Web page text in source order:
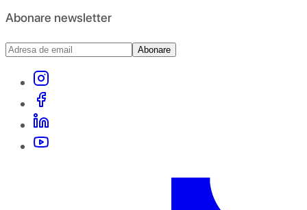
Abonare newsletter
Abonare